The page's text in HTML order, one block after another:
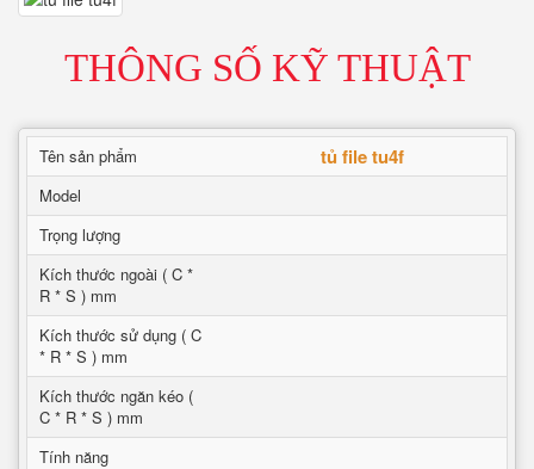
THÔNG SỐ KỸ THUẬT
Tên sản phẩm tủ file tu4f
Model
Trọng lượng
Kích thước ngoài ( C *
R * S ) mm
Kích thước sử dụng ( C
* R * S ) mm
Kích thước ngăn kéo (
C * R * S ) mm
Tính năng